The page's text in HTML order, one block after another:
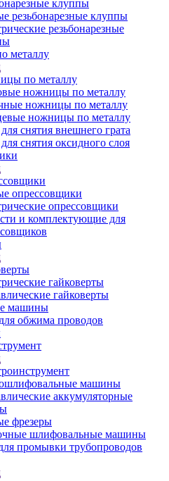
клуппы
резьбонарезные клуппы
резьбонарезные
металлу
по металлу
ножницы по металлу
ножницы по металлу
ножницы по металлу
снятия внешнего грата
снятия оксидного слоя
опрессовщики
опрессовщики
и комплектующие для
гайковерты
гайковерты
машины
обжима проводов
машины
аккумуляторные
фрезеры
шлифовальные машины
промывки трубопроводов